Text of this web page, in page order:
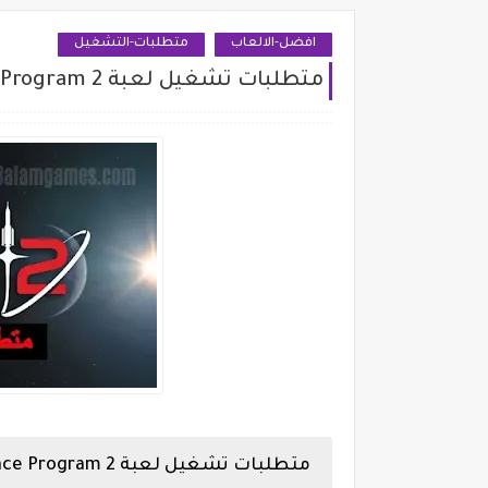
افضل-الالعاب متطلبات-التشغيل
متطلبات تشغيل لعبة Kerbal Space Program 2 للكمبيوتر
متطلبات تشغيل لعبة Kerbal Space Program 2 للكمبيوتر